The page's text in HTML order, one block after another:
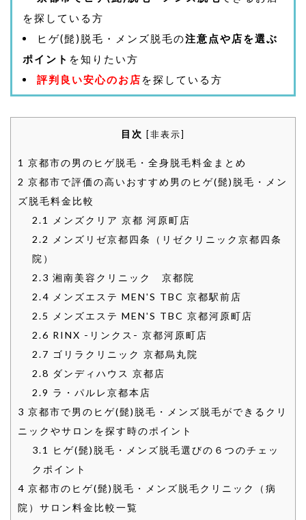
を探している方
ヒゲ(髭)脱毛・メンズ脱毛の注意点や店を選ぶ
ポイント を知りたい方
評判良い安心のお店 を探している方
目次 [非表示]
1 京都市の男のヒゲ脱毛・全身脱毛料金まとめ
2 京都市で評価の高いおすすめ男のヒゲ(髭)脱毛・メン
ズ脱毛料金比較
2.1
メンズクリア 京都 河原町店
2.2
メンズリゼ京都四条（リゼクリニック京都四条
院）
2.3 湘南美容クリニック 京都院
2.4 メンズエステ MEN'S TBC 京都駅前店
2.5
メンズエステ MEN'S TBC 京都河原町店
2.6 RINX -リンクス- 京都河原町店
2.7 ゴリラクリニック 京都烏丸院
2.8 ダンディハウス 京都店
2.9 ラ・パルレ京都本店
3 京都市で男のヒゲ(髭)脱毛・メンズ脱毛ができるクリ
ニックやサロンを探す時のポイント
3.1
ヒゲ(髭)脱毛・メンズ脱毛選びの６つのチェッ
クポイント
4 京都市のヒゲ(髭)脱毛・メンズ脱毛クリニック（病
院）サロン料金比較一覧